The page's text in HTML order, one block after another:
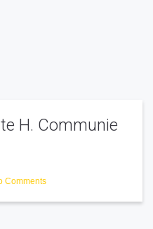
H. Communie
Comments